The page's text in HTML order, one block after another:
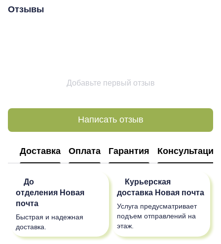
Отзывы
Добавьте первый отзыв
Написать отзыв
Доставка Оплата Гарантия Консультация
До
отделения Новая
почта
Быстрая и надежная
доставка.
Курьерская
доставка Новая почта
Услуга предусматривает
подъем отправлений на
этаж.